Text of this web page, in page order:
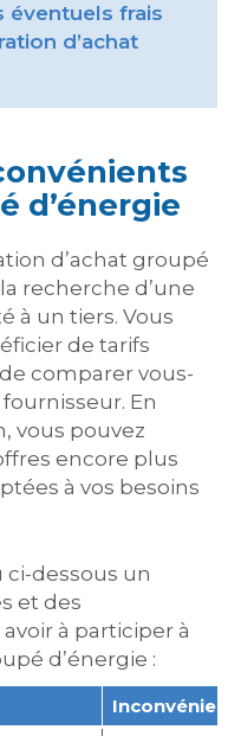
éventuels frais
d’achat
d’énergie
d’achat groupé
recherche d’une
à un tiers. Vous
de tarifs
comparer vous-
En
vous pouvez
encore plus
à vos besoins
ci-dessous un
et des
à participer à
d’énergie :